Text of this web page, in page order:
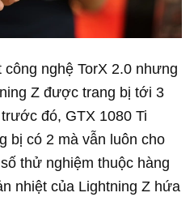
nghệ TorX 2.0 nhưng
Z được trang bị tới 3
đó, GTX 1080 Ti
bị có 2 mà vẫn luôn cho
thử nghiệm thuộc hàng
nhiệt của Lightning Z hứa